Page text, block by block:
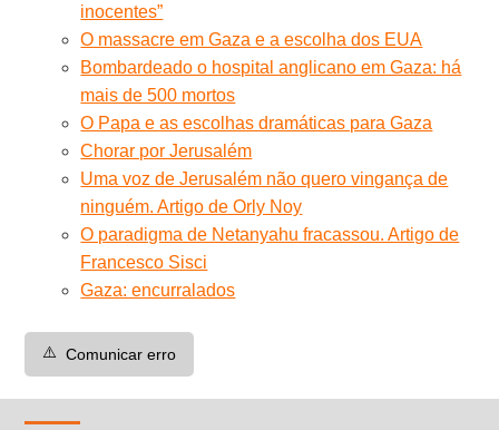
inocentes”
O massacre em Gaza e a escolha dos EUA
Bombardeado o hospital anglicano em Gaza: há
mais de 500 mortos
O Papa e as escolhas dramáticas para Gaza
Chorar por Jerusalém
Uma voz de Jerusalém não quero vingança de
ninguém. Artigo de Orly Noy
O paradigma de Netanyahu fracassou. Artigo de
Francesco Sisci
Gaza: encurralados
⚠️ Comunicar erro